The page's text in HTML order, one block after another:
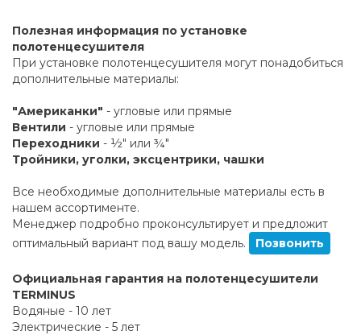
Полезная информация по установке
полотенцесушителя
При установке полотенцесушителя могут понадобиться
дополнительные материалы:
"Американки" - угловые или прямые
Вентили - угловые или прямые
Переходники - ½" или ¾"
Тройники, уголки, эксцентрики, чашки
Все необходимые дополнительные материалы есть в
нашем ассортименте.
Менеджер подробно проконсультирует и предложит
оптимальный вариант под вашу модель.
Позвонить
Официальная гарантия на полотенцесушители
TERMINUS
Водяные - 10 лет
Электрические - 5 лет